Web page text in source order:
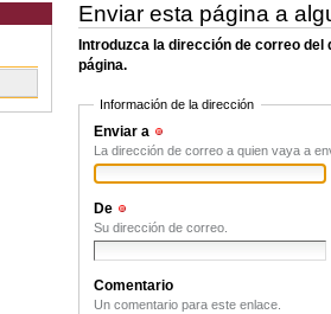
Enviar esta página a
Introduzca la dirección de correo
página.
Información de la dirección
Enviar a
La dirección de correo a quien vaya a
De
Su dirección de correo.
Comentario
Un comentario para este enlace.